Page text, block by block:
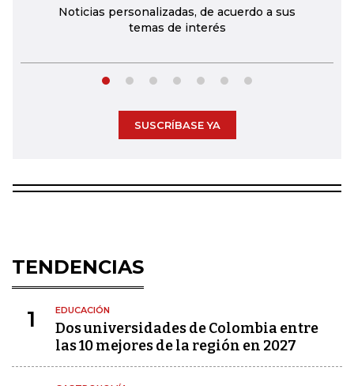
Noticias personalizadas, de acuerdo a sus
temas de interés
SUSCRÍBASE YA
TENDENCIAS
1 EDUCACIÓN
Dos universidades de Colombia entre
las 10 mejores de la región en 2027